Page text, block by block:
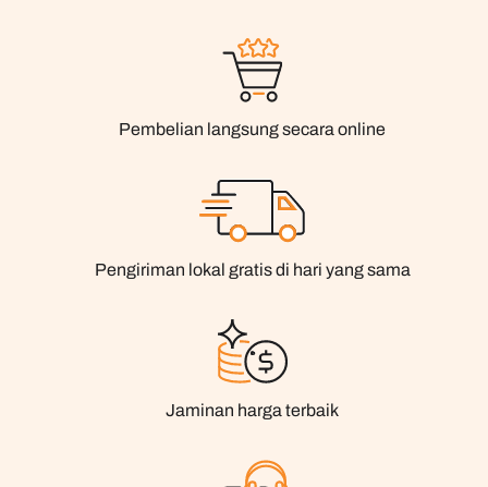
Pembelian langsung secara online
Pengiriman lokal gratis di hari yang sama
Jaminan harga terbaik